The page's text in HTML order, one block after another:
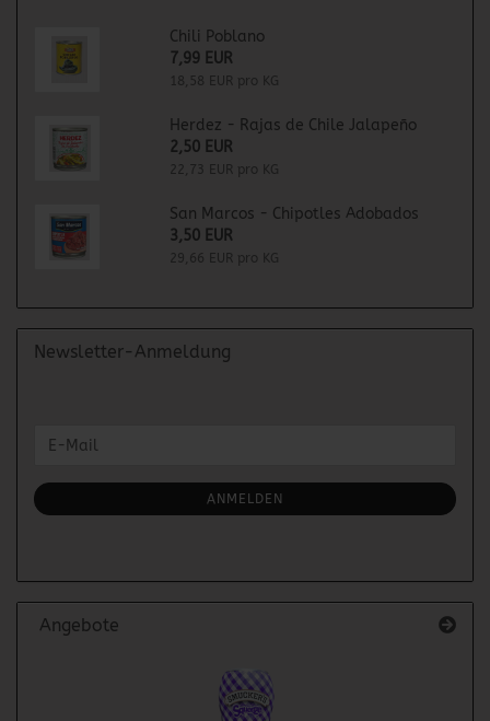
Chili Poblano
7,99 EUR
18,58 EUR pro KG
Herdez - Rajas de Chile Jalapeño
2,50 EUR
22,73 EUR pro KG
San Marcos - Chipotles Adobados
3,50 EUR
29,66 EUR pro KG
Newsletter-Anmeldung
ZUR
ANMELDUNG
E-
ANMELDEN
Angebote